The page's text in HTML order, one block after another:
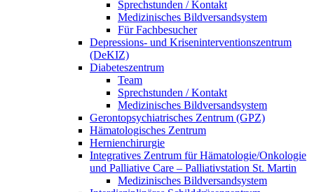
Sprechstunden / Kontakt
Medizinisches Bildversandsystem
Für Fachbesucher
Depressions- und Kriseninterventionszentrum
(DeKIZ)
Diabeteszentrum
Team
Sprechstunden / Kontakt
Medizinisches Bildversandsystem
Gerontopsychiatrisches Zentrum (GPZ)
Hämatologisches Zentrum
Hernienchirurgie
Integratives Zentrum für Hämatologie/Onkologie
und Palliative Care – Palliativstation St. Martin
Medizinisches Bildversandsystem